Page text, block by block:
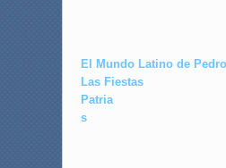
El Mundo Latino de
Las Fiestas
Patria
s